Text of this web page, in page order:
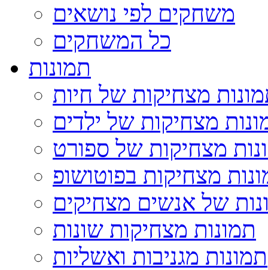
משחקים לפי נושאים
כל המשחקים
תמונות
מצחיקות של חיות
מצחיקות של ילדים
מצחיקות של ספורט
מצחיקות בפוטושופ
של אנשים מצחיקים
תמונות מצחיקות שונות
תמונות מגניבות ואשליות